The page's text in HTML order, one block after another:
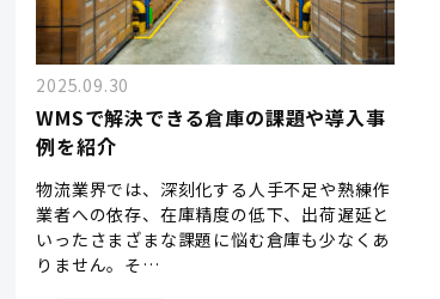
2025.09.30
WMSで解決できる倉庫の課題や導入事
例を紹介
物流業界では、深刻化する人手不足や熟練作
業者への依存、在庫精度の低下、出荷遅延と
いったさまざまな課題に悩む倉庫も少なくあ
りません。そ…